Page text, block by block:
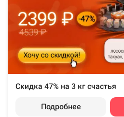
Скидка 47% на 3 кг счастья
Подробнее